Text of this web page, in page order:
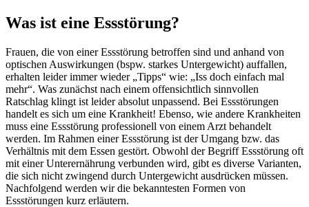
Was ist eine Essstörung?
Frauen, die von einer Essstörung betroffen sind und anhand von
optischen Auswirkungen (bspw. starkes Untergewicht) auffallen,
erhalten leider immer wieder „Tipps“ wie: „Iss doch einfach mal
mehr“. Was zunächst nach einem offensichtlich sinnvollen
Ratschlag klingt ist leider absolut unpassend. Bei Essstörungen
handelt es sich um eine Krankheit! Ebenso, wie andere Krankheiten
muss eine Essstörung professionell von einem Arzt behandelt
werden. Im Rahmen einer Essstörung ist der Umgang bzw. das
Verhältnis mit dem Essen gestört. Obwohl der Begriff Essstörung oft
mit einer Unterernährung verbunden wird, gibt es diverse Varianten,
die sich nicht zwingend durch Untergewicht ausdrücken müssen.
Nachfolgend werden wir die bekanntesten Formen von
Essstörungen kurz erläutern.